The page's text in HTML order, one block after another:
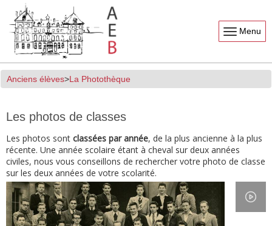
Menu
Anciens élèves La Photothèque
Les photos de classes
Les photos sont classées par année, de la plus ancienne à la plus
récente. Une année scolaire étant à cheval sur deux années
civiles, nous vous conseillons de rechercher votre photo de classe
sur les deux années de votre scolarité.